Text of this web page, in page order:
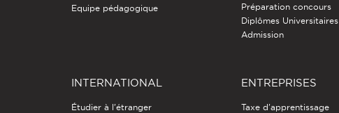
Equipe pédagogique
Préparation concours
Diplômes Universitaires
Admission
INTERNATIONAL
Étudier à l'étranger
ENTREPRISES
Taxe d'apprentissage